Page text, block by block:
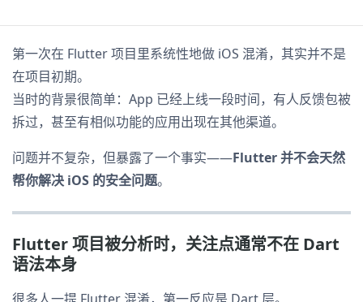
第一次在 Flutter 项目里系统性地做 iOS 混淆，其实并不是
在项目初期。
当时的背景很简单：App 已经上线一段时间，有人反馈包被
拆过，甚至有相似功能的应用出现在其他渠道。
问题并不复杂，但暴露了一个事实——Flutter 并不会天然
帮你解决 iOS 的安全问题。
Flutter 项目被分析时，关注点通常不在 Dart
语法本身